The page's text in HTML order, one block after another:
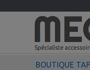
BOUTIQUE